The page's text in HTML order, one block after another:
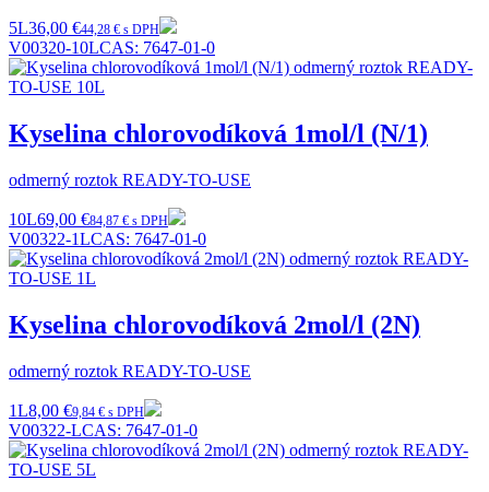
5L36,00 €44,28 € s DPH
V00320-10LCAS: 7647-01-0
Kyselina chlorovodíková 1mol/l (N/1)
odmerný roztok READY-TO-USE
10L69,00 €84,87 € s DPH
V00322-1LCAS: 7647-01-0
Kyselina chlorovodíková 2mol/l (2N)
odmerný roztok READY-TO-USE
1L8,00 €9,84 € s DPH
V00322-LCAS: 7647-01-0